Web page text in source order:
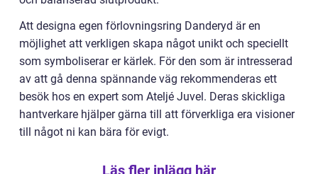
Att designa egen förlovningsring Danderyd är en
möjlighet att verkligen skapa något unikt och speciellt
som symboliserar er kärlek. För den som är intresserad
av att gå denna spännande väg rekommenderas ett
besök hos en expert som Ateljé Juvel. Deras skickliga
hantverkare hjälper gärna till att förverkliga era visioner
till något ni kan bära för evigt.